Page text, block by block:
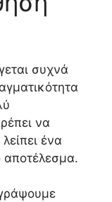
συχνά
να
ένα
αποτέλεσμα.